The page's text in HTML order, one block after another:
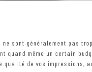
sont généralement pas
quand même un certain
qualité de vos impressions,